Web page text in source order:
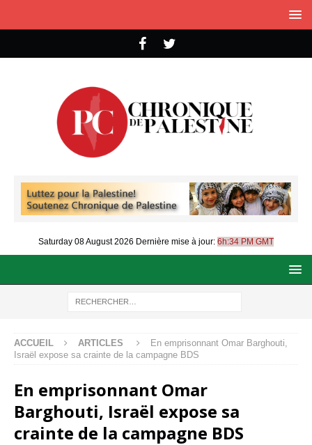
Saturday 08 August 2026 Dernière mise à jour: 6h:34 PM GMT
ACCUEIL ARTICLES
En emprisonnant Omar Barghouti,
Israël expose sa crainte de la campagne BDS
En emprisonnant Omar
Barghouti, Israël expose sa
crainte de la campagne BDS